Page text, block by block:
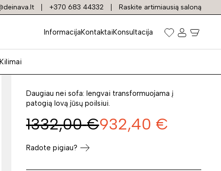
+370 683 44332 Raskite artimiausią saloną
InformacijaKontaktaiKonsultacija
Kilimai
Sofa-lova SOL
2(140)FF
Daugiau nei sofa: lengvai transformuojama į
patogią lovą jūsų poilsiui.
1332,00 €932,40 €
Radote pigiau?